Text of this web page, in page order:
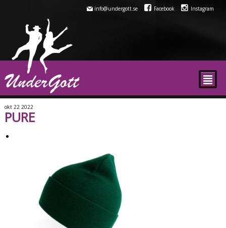
info@undergott.se Facebook Instagram
²
okt 22 2022
PURE